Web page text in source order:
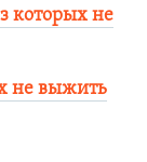
которых не
не выжить